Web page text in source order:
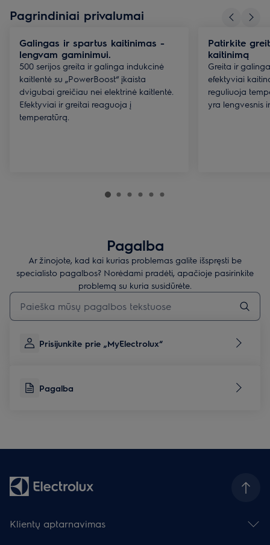
Pagrindiniai privalumai
Galingas ir spartus kaitinimas -
lengvam gaminimui.
500 serijos greita ir galinga indukcinė
kaitlentė su „PowerBoost“ įkaista
dvigubai greičiau nei elektrinė kaitlentė.
Efektyviai ir greitai reaguoja į
temperatūrą.
Patirkite
kaitinimą
Greita ir
efektyviai
reguliuoja
yra lengvesnis
Pagalba
Ar žinojote, kad kai kurias problemas galite išspręsti be
specialisto pagalbos? Norėdami pradėti, apačioje pasirinkite
problemą su kuria susidūrėte.
Įveskite tekstą, jei norite ieškoti pagalbinių straipsnių
Prisijunkite prie „MyElectrolux“
Pagalba
Klientų aptarnavimas